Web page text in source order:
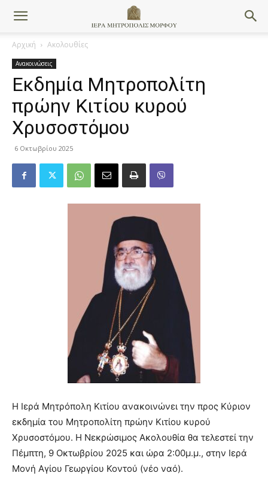
Αρχική Ακολουθίες
Ανακοινώσεις
Εκδημία Μητροπολίτη
πρώην Κιτίου κυρού
Χρυσοστόμου
6 Οκτωβρίου 2025
Η Ιερά Μητρόπολη Κιτίου ανακοινώνει την προς Κύριον
εκδημία του Μητροπολίτη πρώην Κιτίου κυρού
Χρυσοστόμου. Η Νεκρώσιμος Ακολουθία θα τελεστεί την
Πέμπτη, 9 Οκτωβρίου 2025 και ώρα 2:00μ.μ., στην Ιερά
Μονή Αγίου Γεωργίου Κοντού (νέο ναό).